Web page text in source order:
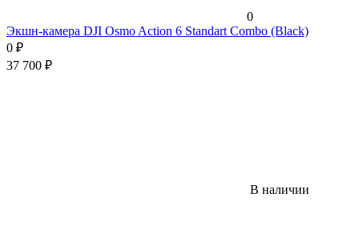
0
Экшн-камера DJI Osmo Action 6 Standart Combo (Black)
0 ₽
37 700 ₽
В наличии